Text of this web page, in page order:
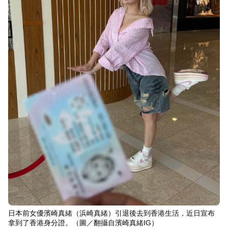
日本前女優濱崎真緒（浜崎真緒）引退後去到香港生活，近日宣布
拿到了香港身分證。（圖／翻攝自濱崎真緒IG）